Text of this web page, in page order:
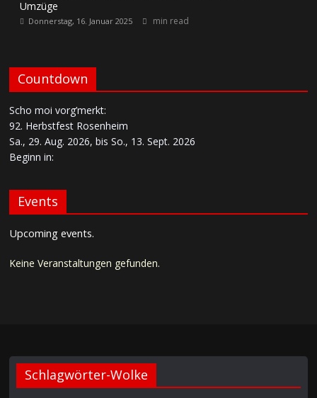
Umzüge
Donnerstag, 16. Januar 2025 min read
Countdown
Scho moi vorg’merkt:
92. Herbstfest Rosenheim
Sa., 29. Aug. 2026, bis So., 13. Sept. 2026
Beginn in:
Events
Upcoming events.
Keine Veranstaltungen gefunden.
Schlagwörter-Wolke